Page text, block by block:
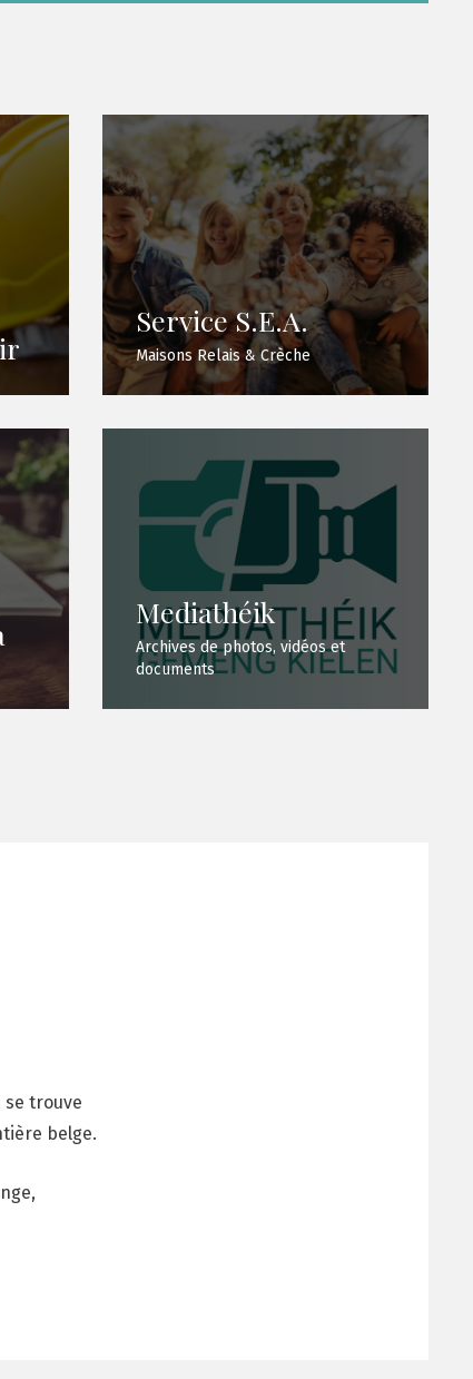
Service S.E.A.
Maisons Relais & Crèche
Mediathéik
Archives de photos, vidéos et
documents
se trouve
belge.